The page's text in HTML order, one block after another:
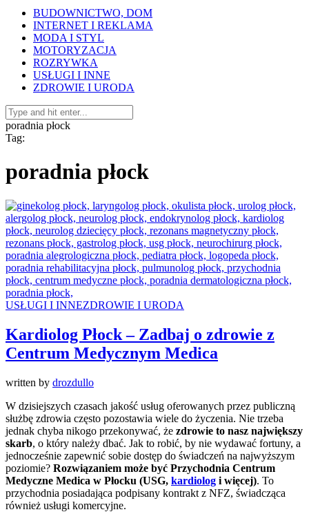
BUDOWNICTWO, DOM
INTERNET I REKLAMA
MODA I STYL
MOTORYZACJA
ROZRYWKA
USŁUGI I INNE
ZDROWIE I URODA
poradnia płock
Tag:
poradnia płock
USŁUGI I INNEZDROWIE I URODA
Kardiolog Płock – Zadbaj o zdrowie z
Centrum Medycznym Medica
written by drozdullo
W dzisiejszych czasach jakość usług oferowanych przez publiczną
służbę zdrowia często pozostawia wiele do życzenia. Nie trzeba
jednak chyba nikogo przekonywać, że zdrowie to nasz największy
skarb, o który należy dbać. Jak to robić, by nie wydawać fortuny, a
jednocześnie zapewnić sobie dostęp do świadczeń na najwyższym
poziomie? Rozwiązaniem może być Przychodnia Centrum
Medyczne Medica w Płocku (USG, kardiolog i więcej). To
przychodnia posiadająca podpisany kontrakt z NFZ, świadcząca
również usługi komercyjne.